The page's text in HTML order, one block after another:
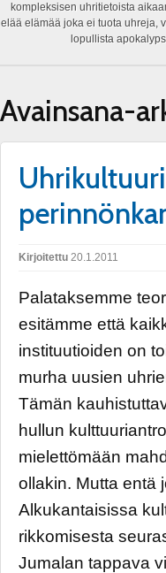
kompleksisen uhritietoista
elää elämää joka ei tuota uhreja,
lopullista
Avainsana-
Kirjoitettu 20.1.2011
Palataksemme
esitämme että
instituutioiden on
murha uusien
Tämän
hullun
mielettömään
ollakin. Mutta entä
Alkukantaisissa
rikkomisesta
Jumalan tappava